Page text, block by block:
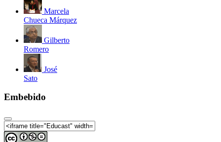
Marcela
Chueca Márquez
Gilberto
Romero
José
Sato
Embebido